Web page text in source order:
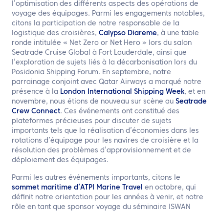
l’optimisation des différents aspects des opérations de
voyage des équipages. Parmi les engagements notables,
citons la participation de notre responsable de la
logistique des croisières, Calypso Diareme, à une table
ronde intitulée « Net Zero or Net Hero » lors du salon
Seatrade Cruise Global à Fort Lauderdale, ainsi que
l’exploration de sujets liés à la décarbonisation lors du
Posidonia Shipping Forum. En septembre, notre
parrainage conjoint avec Qatar Airways a marqué notre
présence à la London International Shipping Week, et en
novembre, nous étions de nouveau sur scène au Seatrade
Crew Connect. Ces événements ont constitué des
plateformes précieuses pour discuter de sujets
importants tels que la réalisation d’économies dans les
rotations d’équipage pour les navires de croisière et la
résolution des problèmes d’approvisionnement et de
déploiement des équipages.
Parmi les autres événements importants, citons le
sommet maritime d’ATPI Marine Travel en octobre, qui
définit notre orientation pour les années à venir, et notre
rôle en tant que sponsor voyage du séminaire ISWAN